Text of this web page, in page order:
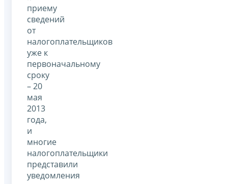
приему
сведений
от
налогоплательщиков
уже к
первоначальному
сроку
– 20
мая
2013
года,
и
многие
налогоплательщики
представили
уведомления